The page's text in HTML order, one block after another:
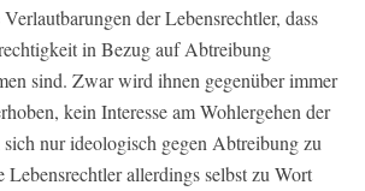
der Lebensrechtler, dass
in Bezug auf Abtreibung
sind. Zwar wird ihnen gegenüber immer
kein Interesse am Wohlergehen der
nur ideologisch gegen Abtreibung zu
Lebensrechtler allerdings selbst zu Wort